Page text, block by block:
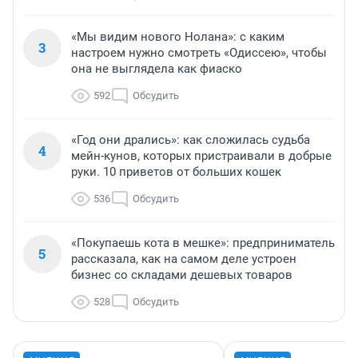
3
«Мы видим нового Нолана»: с каким
настроем нужно смотреть «Одиссею», чтобы
она не выглядела как фиаско
592 Обсудить
4
«Год они дрались»: как сложилась судьба
мейн-кунов, которых пристраивали в добрые
руки. 10 приветов от больших кошек
536 Обсудить
5
«Покупаешь кота в мешке»: предприниматель
рассказала, как на самом деле устроен
бизнес со складами дешевых товаров
528 Обсудить